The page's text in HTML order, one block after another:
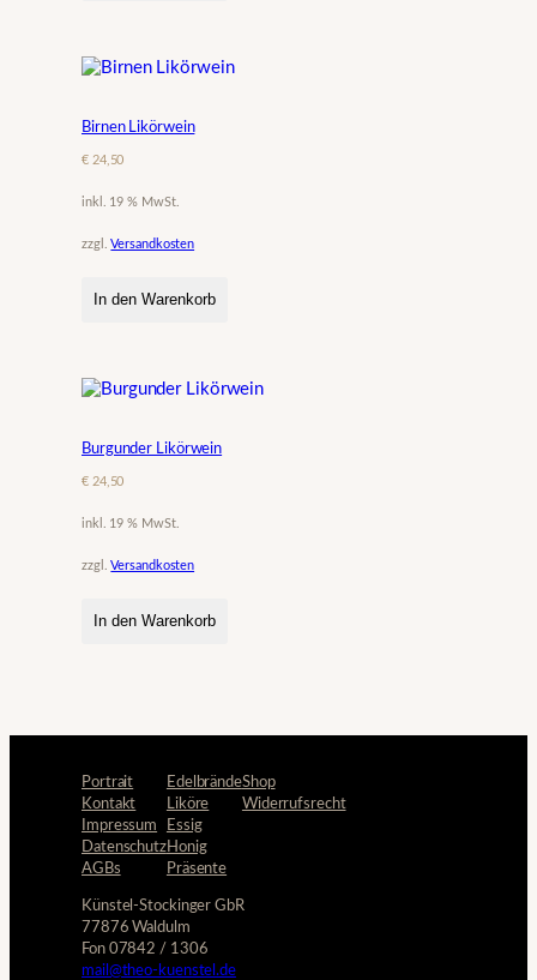
Birnen Likörwein
€24,50
inkl. 19 % MwSt.
zzgl.Versandkosten
In den Warenkorb
Burgunder Likörwein
€24,50
inkl. 19 % MwSt.
zzgl.Versandkosten
In den Warenkorb
Portrait
Kontakt
Impressum
Datenschutz
AGBs
Edelbrände
Liköre
Essig
Honig
Präsente
Shop
Widerrufsrecht
Künstel-Stockinger GbR
77876 Waldulm
Fon 07842 / 1306
mail@theo-kuenstel.de